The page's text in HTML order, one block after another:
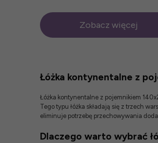
Zobacz więcej
Łóżka kontynentalne z
Łóżka kontynentalne z pojemnikiem
Tego typu łóżka składają się z trzech
eliminuje potrzebę przechowywania
Dlaczego warto wybrać